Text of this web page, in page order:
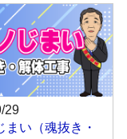
29
まい（魂抜き・